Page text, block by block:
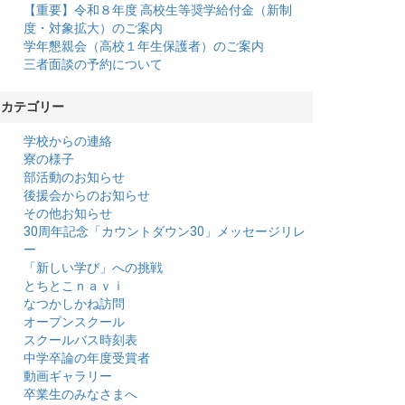
【重要】令和８年度 高校生等奨学給付金（新制
度・対象拡大）のご案内
学年懇親会（高校１年生保護者）のご案内
三者面談の予約について
カテゴリー
学校からの連絡
寮の様子
部活動のお知らせ
後援会からのお知らせ
その他お知らせ
30周年記念「カウントダウン30」メッセージリレ
ー
「新しい学び」への挑戦
とちとこｎａｖｉ
なつかしかね訪問
オープンスクール
スクールバス時刻表
中学卒論の年度受賞者
動画ギャラリー
卒業生のみなさまへ